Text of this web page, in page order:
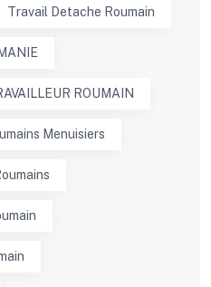
Travail Detache Roumain
ROUMAIN
Menuisiers